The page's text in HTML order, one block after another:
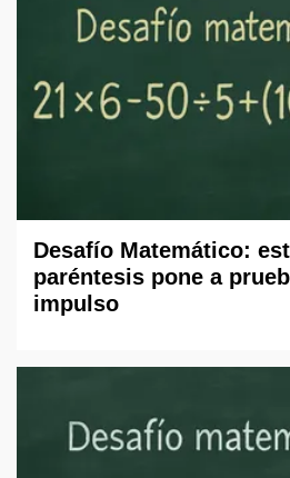
Desafío Matemático:
paréntesis pone a
impulso